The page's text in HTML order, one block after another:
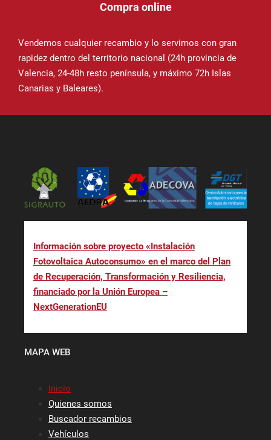
Compra online
Vendemos cualquier recambio y lo servimos con gran
rapidez dentro del territorio nacional (24h provincia de
Valencia, 24-48h resto península, y máximo 72h Islas
Canarias y Baleares).
Información sobre proyecto «Instalación
Fotovoltaica Autoconsumo» en el marco del Plan
de Recuperación, Transformación y Resiliencia,
financiado por la Unión Europea –
NextGenerationEU
MAPA WEB
Inicio
Quienes somos
Buscador recambios
Vehículos